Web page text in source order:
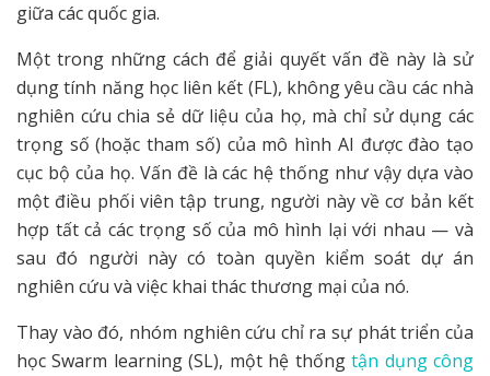
giữa các quốc gia.
Một trong những cách để giải quyết vấn đề này là sử
dụng tính năng học liên kết (FL), không yêu cầu các nhà
nghiên cứu chia sẻ dữ liệu của họ, mà chỉ sử dụng các
trọng số (hoặc tham số) của mô hình AI được đào tạo
cục bộ của họ. Vấn đề là các hệ thống như vậy dựa vào
một điều phối viên tập trung, người này về cơ bản kết
hợp tất cả các trọng số của mô hình lại với nhau — và
sau đó người này có toàn quyền kiểm soát dự án
nghiên cứu và việc khai thác thương mại của nó.
Thay vào đó, nhóm nghiên cứu chỉ ra sự phát triển của
học Swarm learning (SL), một hệ thốngtận dụng công